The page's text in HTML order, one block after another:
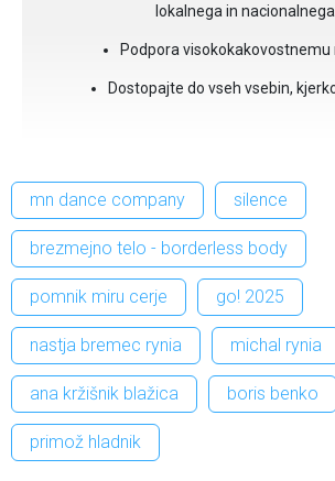
lokalnega in nacionalnega
Podpora visokokakovostnemu
Dostopajte do vseh vsebin,
mn dance company silence
brezmejno telo - borderless body
pomnik miru cerje go! 2025
nastja bremec rynia michal rynia
ana kržišnik blažica boris benko
primož hladnik